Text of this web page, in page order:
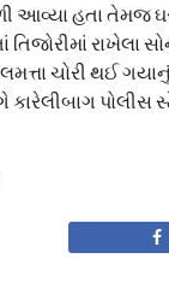
આવ્યા હતા તેમજ
તિજોરીમાં
ચોરી થઈ
પોલીસ